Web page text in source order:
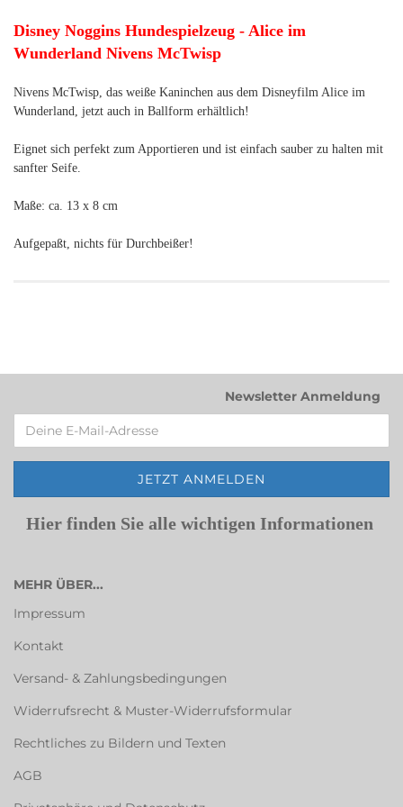
Disney Noggins Hundespielzeug - Alice im
Wunderland Nivens McTwisp
Nivens McTwisp, das weiße Kaninchen aus dem Disneyfilm Alice im
Wunderland, jetzt auch in Ballform erhältlich!
Eignet sich perfekt zum Apportieren und ist einfach sauber zu halten mit
sanfter Seife.
Maße: ca. 13 x 8 cm
Aufgepaßt, nichts für Durchbeißer!
Newsletter Anmeldung
Hier finden Sie alle wichtigen Informationen
MEHR ÜBER...
Impressum
Kontakt
Versand- & Zahlungsbedingungen
Widerrufsrecht & Muster-Widerrufsformular
Rechtliches zu Bildern und Texten
AGB